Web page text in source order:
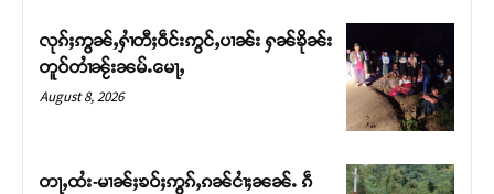
လုၵ်ႈဢွၼ်ႇႁၢႆတီႈဝဵင်းဢွင်ႇပၢၼ်း ႁၼ်ၶိုၼ်း
တူဝ်တၢႆၼႂ်းၼမ်ႉမေႃႇ
August 8, 2026
တႃႇထႆး-မၢၼ်ႈၶဝ်ႈဢွၵ်ႇၵၼ်ငၢႆႈၼၼ်ႉ ၵဵ